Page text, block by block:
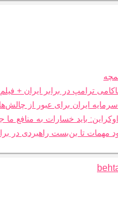
ترامپ در برابر ایران + فیلم
ایران برای عبور از
باید خسارات به منافع ما
مهمات تا بن‌بست راهبردی در